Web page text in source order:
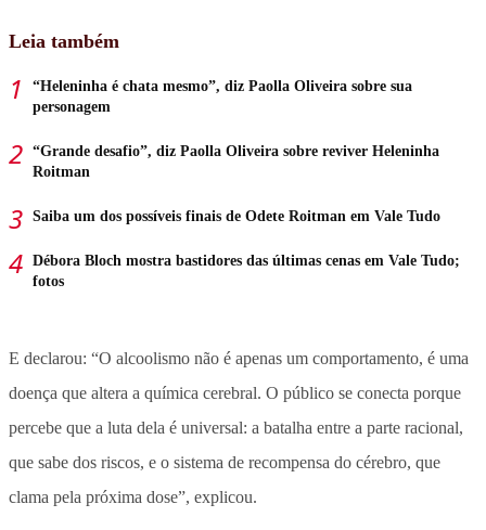
Leia também
“Heleninha é chata mesmo”, diz Paolla Oliveira sobre sua
personagem
“Grande desafio”, diz Paolla Oliveira sobre reviver Heleninha
Roitman
Saiba um dos possíveis finais de Odete Roitman em Vale Tudo
Débora Bloch mostra bastidores das últimas cenas em Vale Tudo;
fotos
E declarou: “O alcoolismo não é apenas um comportamento, é uma
doença que altera a química cerebral. O público se conecta porque
percebe que a luta dela é universal: a batalha entre a parte racional,
que sabe dos riscos, e o sistema de recompensa do cérebro, que
clama pela próxima dose”, explicou.